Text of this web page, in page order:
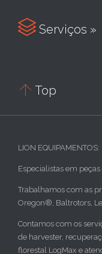
 Serviços »
 Top
LION EQUIPAMENTOS:
Especialistas em
Trabalhamos com as
Oregon®, Baltrotors,
Contamos com os
de harvester,
florestal LogMax e